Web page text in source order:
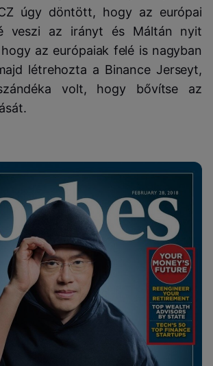
úgy döntött, hogy az európai
veszi az irányt és Máltán nyit
az európaiak felé is nagyban
létrehozta a Binance Jerseyt,
volt, hogy bővítse az